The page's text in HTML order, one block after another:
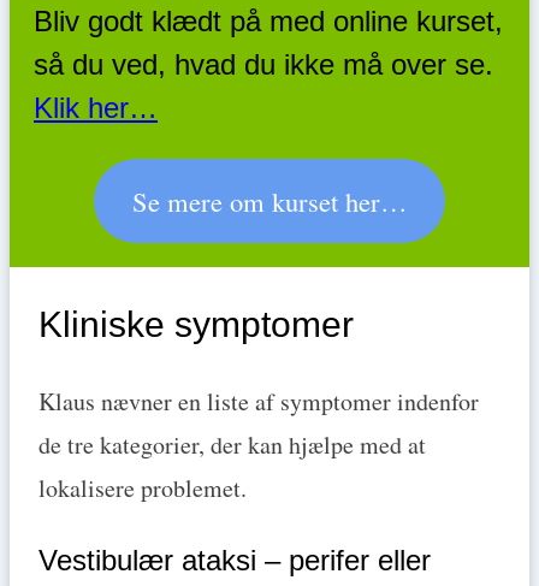
Bliv godt klædt på med online kurset,
så du ved, hvad du ikke må over se.
Klik her…
Se mere om kurset her…
Kliniske symptomer
Klaus nævner en liste af symptomer indenfor
de tre kategorier, der kan hjælpe med at
lokalisere problemet.
Vestibulær ataksi – perifer eller